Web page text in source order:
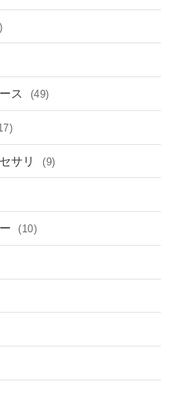
ス (49)
サリ (9)
(10)